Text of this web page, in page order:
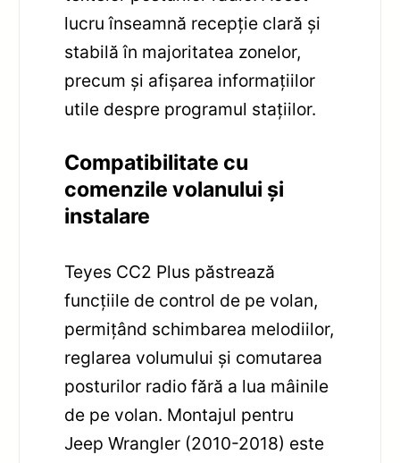
lucru înseamnă recepție clară și
stabilă în majoritatea zonelor,
precum și afișarea informațiilor
utile despre programul stațiilor.
Compatibilitate cu
comenzile volanului și
instalare
Teyes CC2 Plus păstrează
funcțiile de control de pe volan,
permițând schimbarea melodiilor,
reglarea volumului și comutarea
posturilor radio fără a lua mâinile
de pe volan. Montajul pentru
Jeep Wrangler (2010-2018) este